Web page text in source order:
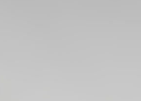
ENTRENAMIENTO DEL VALENCIA